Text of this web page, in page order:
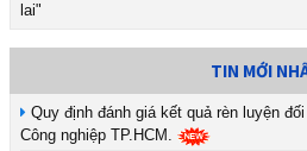
lai"
TIN MỚI
Quy định đánh giá kết quả rèn luyện
Công nghiệp TP.HCM.